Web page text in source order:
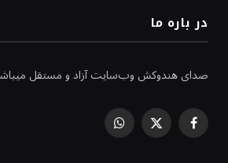
در باره ما
صدای هندوکش وب‌سایت آزاد و مستقل
Facebook
X
WhatsApp